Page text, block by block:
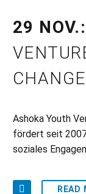
29 NOV.:
Ashoka Youth
fördert seit
soziales
READ